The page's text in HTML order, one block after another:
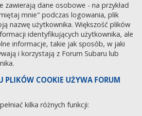
zawierają dane osobowe - na przykład
mnie" podczas logowania, plik
nazwę użytkownika. Większość plików
identyfikujących użytkownika, ale
informacje, takie jak sposób, w jaki
i korzystają z Forum Subaru lub
PLIKÓW COOKIE UŻYWA FORUM
kilka różnych funkcji: